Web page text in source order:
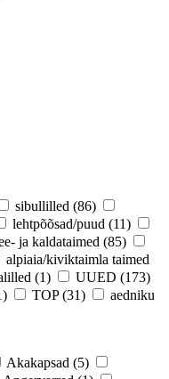
sibullilled (86)
lehtpõõsad/puud (11)
ja kaldataimed (85)
alpiaia/kiviktaimla taimed
(1) UUED (173)
TOP (31)
aedniku
Akakapsad (5)